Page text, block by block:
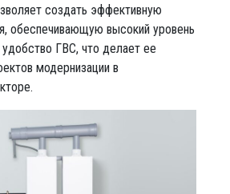
создать эффективную
обеспечивающую высокий уровень
ГВС, что делает ее
модернизации в